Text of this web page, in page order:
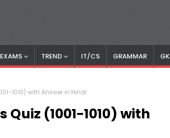
TREND IT/CS GRAMMAR GK
1010) with Answer in Hindi
(1001-1010) with